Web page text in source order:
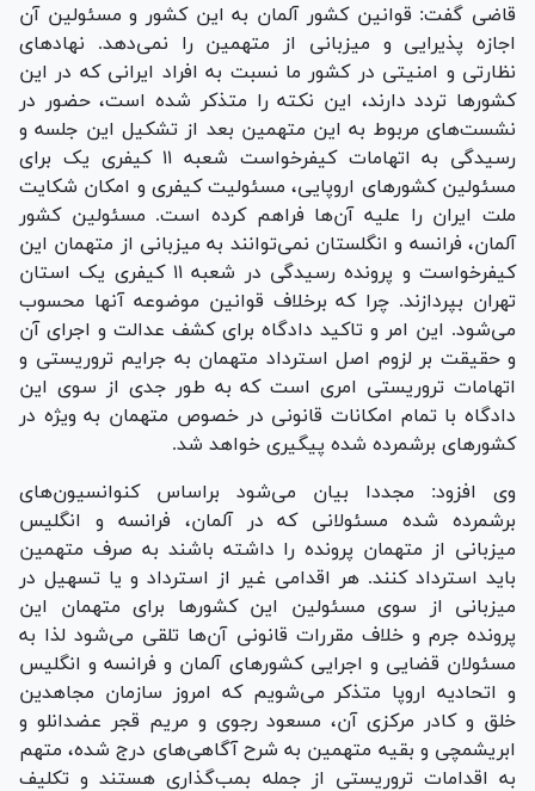
قاضی گفت: قوانین کشور آلمان به این کشور و مسئولین آن
اجازه پذیرایی و میزبانی از متهمین را نمی‌دهد. نهاد‌های
نظارتی و امنیتی در کشور ما نسبت به افراد ایرانی که در این
کشور‌ها تردد دارند، این نکته را متذکر شده است، حضور در
نشست‌های مربوط به این متهمین بعد از تشکیل این جلسه و
رسیدگی به اتهامات کیفرخواست شعبه ۱۱ کیفری یک برای
مسئولین کشور‌های اروپایی، مسئولیت کیفری و امکان شکایت
ملت ایران را علیه آن‌ها فراهم کرده است. مسئولین کشور
آلمان، فرانسه و انگلستان نمی‌توانند به میزبانی از متهمان این
کیفرخواست و پرونده رسیدگی در شعبه ۱۱ کیفری یک استان
تهران بپردازند. چرا که برخلاف قوانین موضوعه آنها محسوب
می‌شود. این امر و تاکید دادگاه برای کشف عدالت و اجرای آن
و حقیقت بر لزوم اصل استرداد متهمان به جرایم تروریستی و
اتهامات تروریستی امری است که به طور جدی از سوی این
دادگاه با تمام امکانات قانونی در خصوص متهمان به ویژه در
کشور‌های برشمرده شده پیگیری خواهد شد.
وی افزود: مجددا بیان می‌شود براساس کنوانسیون‌های
برشمرده شده مسئولانی که در آلمان، فرانسه و انگلیس
میزبانی از متهمان پرونده را داشته باشند به صرف متهمین
باید استرداد کنند. هر اقدامی غیر از استرداد و یا تسهیل در
میزبانی از سوی مسئولین این کشور‌ها برای متهمان این
پرونده جرم و خلاف مقررات قانونی آن‌ها تلقی می‌شود لذا به
مسئولان قضایی و اجرایی کشور‌های آلمان و فرانسه و انگلیس
و اتحادیه اروپا متذکر می‌شویم که امروز سازمان مجاهدین
خلق و کادر مرکزی آن، مسعود رجوی و مریم قجر عضدانلو و
ابریشمچی و بقیه متهمین به شرح آگاهی‌های درج شده، متهم
به اقدامات تروریستی از جمله بمب‌گذاری هستند و تکلیف